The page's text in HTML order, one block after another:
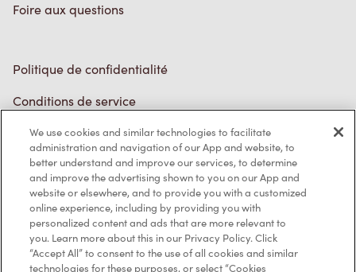
Foire aux questions
Politique de confidentialité
Conditions de service
Marques de commerce
Accessibilité
Diagnostic
Contactez-nous
We use cookies and similar technologies to facilitate
administration and navigation of our App and website, to
better understand and improve our services, to determine
and improve the advertising shown to you on our App and
website or elsewhere, and to provide you with a customized
online experience, including by providing you with
personalized content and ads that are more relevant to
you. Learn more about this in our Privacy Policy. Click
“Accept All” to consent to the use of all cookies and similar
technologies for these purposes, or select “Cookies